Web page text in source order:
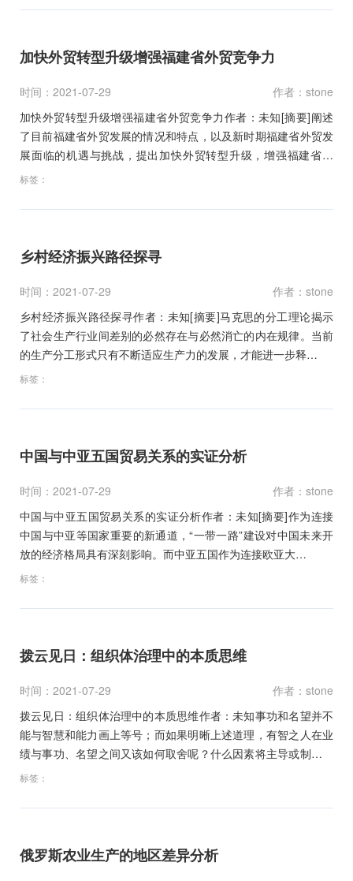
加快外贸转型升级增强福建省外贸竞争力
时间：2021-07-29
作者：stone
加快外贸转型升级增强福建省外贸竞争力作者：未知[摘要]阐述
了目前福建省外贸发展的情况和特点，以及新时期福建省外贸发
展面临的机遇与挑战，提出加快外贸转型升级，增强福建省外
贸…
标签：
乡村经济振兴路径探寻
时间：2021-07-29
作者：stone
乡村经济振兴路径探寻作者：未知[摘要]马克思的分工理论揭示
了社会生产行业间差别的必然存在与必然消亡的内在规律。当前
的生产分工形式只有不断适应生产力的发展，才能进一步释…
标签：
中国与中亚五国贸易关系的实证分析
时间：2021-07-29
作者：stone
中国与中亚五国贸易关系的实证分析作者：未知[摘要]作为连接
中国与中亚等国家重要的新通道，“一带一路”建设对中国未来开
放的经济格局具有深刻影响。而中亚五国作为连接欧亚大…
标签：
拨云见日：组织体治理中的本质思维
时间：2021-07-29
作者：stone
拨云见日：组织体治理中的本质思维作者：未知事功和名望并不
能与智慧和能力画上等号；而如果明晰上述道理，有智之人在业
绩与事功、名望之间又该如何取舍呢？什么因素将主导或制约这
种…
标签：
俄罗斯农业生产的地区差异分析